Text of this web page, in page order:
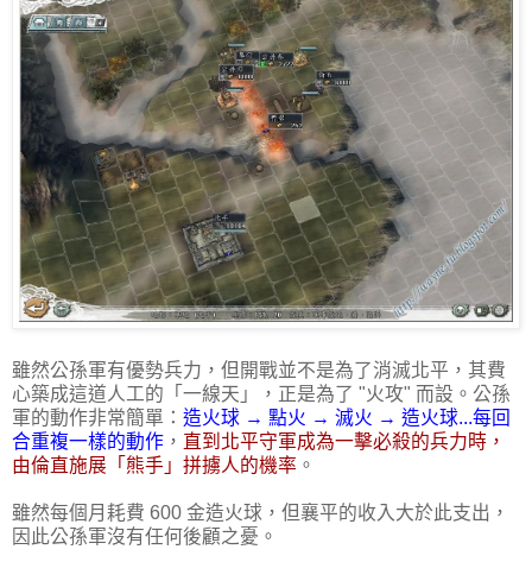
雖然公孫軍有優勢兵力，但開戰並不是為了消滅北平，其費
心築成這道人工的「一線天」，正是為了 "火攻" 而設。公孫
軍的動作非常簡單： 造火球 → 點火 → 滅火 → 造火球...每回
合重複一樣的動作 ， 直到北平守軍成為一擊必殺的兵力時，
由倫直施展「熊手」拼擄人的機率 。
雖然每個月耗費 600 金造火球，但襄平的收入大於此支出，
因此公孫軍沒有任何後顧之憂。